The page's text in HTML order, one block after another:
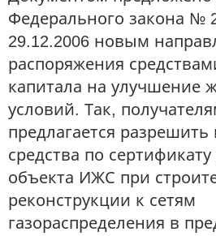
Федерального закона №
29.12.2006 новым
распоряжения
капитала на улучшение
условий. Так,
предлагается разрешить
средства по
объекта ИЖС при
реконструкции к сетям
газораспределения в